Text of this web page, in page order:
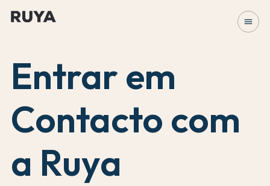
menu
Entrar em
Contacto com
a Ruya